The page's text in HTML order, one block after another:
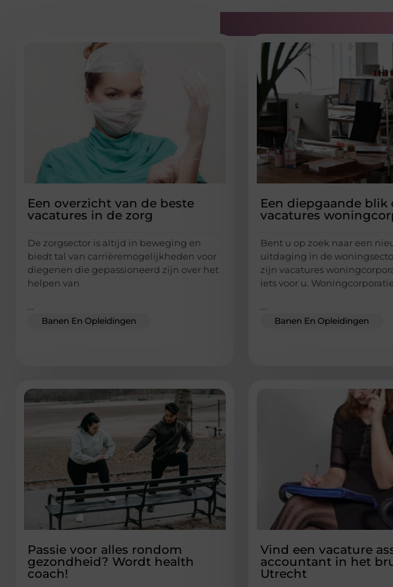
Een overzicht van de beste
vacatures in de zorg
De zorgsector is altijd in beweging en
biedt tal van carrièremogelijkheden voor
diegenen die gepassioneerd zijn over het
helpen van
...
Banen En Opleidingen
Een diepgaande blik
vacatures
Bent u op zoek naar een
uitdaging in de
zijn vacatures
iets voor u.
...
Banen En Opleidingen
Passie voor alles rondom
gezondheid? Wordt health
coach!
Vind een vacature
accountant in het
Utrecht